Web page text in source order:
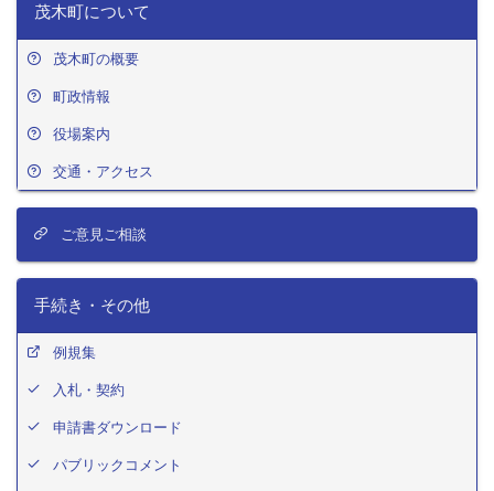
茂木町について
茂木町の概要
町政情報
役場案内
交通・アクセス
ご意見ご相談
手続き・その他
例規集
入札・契約
申請書ダウンロード
パブリックコメント